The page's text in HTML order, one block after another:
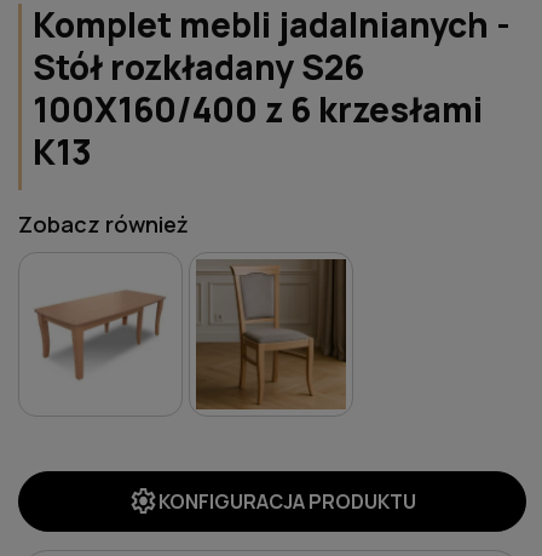
Komplet mebli jadalnianych -
Stół rozkładany S26
100X160/400 z 6 krzesłami
K13
Zobacz również
settingsKONFIGURACJA PRODUKTU